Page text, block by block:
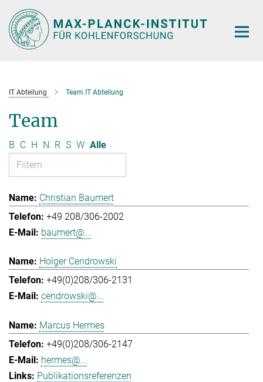
Hauptinhalt
IT Abteilung Team IT Abteilung
Team
B C H N R S W Alle
Christian Baumert
+49 208/306-2002
baumert@...
Holger Cendrowski
+49(0)208/306-2131
cendrowski@...
Marcus Hermes
+49(0)208/306-2147
hermes@...
Publikationsreferenzen